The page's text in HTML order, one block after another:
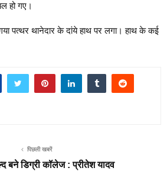
हो गए।
पत्थर थानेदार के दांये हाथ पर लगा। हाथ के कई
पिछली खबरें
बने डिग्री कॉलेज : प्रीतेश यादव